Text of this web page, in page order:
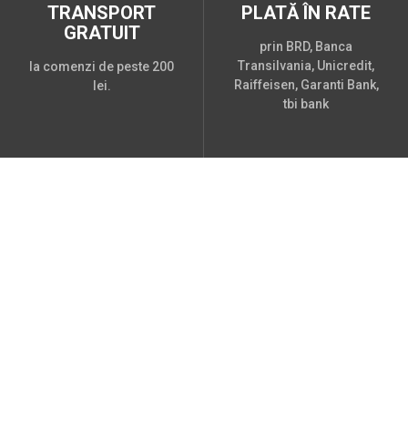
TRANSPORT
GRATUIT
la comenzi de peste 200
lei.
PLATĂ ÎN RATE
prin BRD, Banca
Transilvania, Unicredit,
Raiffeisen, Garanti Bank,
tbi bank